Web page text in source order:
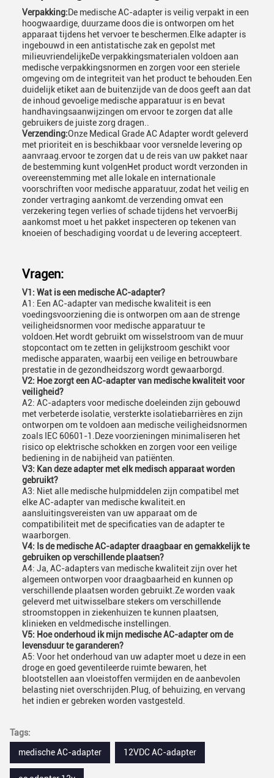
Verpakking:De medische AC-adapter is veilig verpakt in een
hoogwaardige, duurzame doos die is ontworpen om het
apparaat tijdens het vervoer te beschermen.Elke adapter is
ingebouwd in een antistatische zak en gepolst met
milieuvriendelijkeDe verpakkingsmaterialen voldoen aan
medische verpakkingsnormen en zorgen voor een steriele
omgeving om de integriteit van het product te behouden.Een
duidelijk etiket aan de buitenzijde van de doos geeft aan dat
de inhoud gevoelige medische apparatuur is en bevat
handhavingsaanwijzingen om ervoor te zorgen dat alle
gebruikers de juiste zorg dragen..
Verzending:Onze Medical Grade AC Adapter wordt geleverd
met prioriteit en is beschikbaar voor versnelde levering op
aanvraag.ervoor te zorgen dat u de reis van uw pakket naar
de bestemming kunt volgenHet product wordt verzonden in
overeenstemming met alle lokale en internationale
voorschriften voor medische apparatuur, zodat het veilig en
zonder vertraging aankomt.de verzending omvat een
verzekering tegen verlies of schade tijdens het vervoerBij
aankomst moet u het pakket inspecteren op tekenen van
knoeien of beschadiging voordat u de levering accepteert.
Vragen:
V1: Wat is een medische AC-adapter?
A1: Een AC-adapter van medische kwaliteit is een
voedingsvoorziening die is ontworpen om aan de strenge
veiligheidsnormen voor medische apparatuur te
voldoen.Het wordt gebruikt om wisselstroom van de muur
stopcontact om te zetten in gelijkstroom geschikt voor
medische apparaten, waarbij een veilige en betrouwbare
prestatie in de gezondheidszorg wordt gewaarborgd.
V2: Hoe zorgt een AC-adapter van medische kwaliteit voor
veiligheid?
A2: AC-adapters voor medische doeleinden zijn gebouwd
met verbeterde isolatie, versterkte isolatiebarrières en zijn
ontworpen om te voldoen aan medische veiligheidsnormen
zoals IEC 60601-1.Deze voorzieningen minimaliseren het
risico op elektrische schokken en zorgen voor een veilige
bediening in de nabijheid van patiënten.
V3: Kan deze adapter met elk medisch apparaat worden
gebruikt?
A3: Niet alle medische hulpmiddelen zijn compatibel met
elke AC-adapter van medische kwaliteit.en
aansluitingsvereisten van uw apparaat om de
compatibiliteit met de specificaties van de adapter te
waarborgen.
V4: Is de medische AC-adapter draagbaar en gemakkelijk te
gebruiken op verschillende plaatsen?
A4: Ja, AC-adapters van medische kwaliteit zijn over het
algemeen ontworpen voor draagbaarheid en kunnen op
verschillende plaatsen worden gebruikt.Ze worden vaak
geleverd met uitwisselbare stekers om verschillende
stroomstoppen in ziekenhuizen te kunnen plaatsen,
klinieken en veldmedische instellingen.
V5: Hoe onderhoud ik mijn medische AC-adapter om de
levensduur te garanderen?
A5: Voor het onderhoud van uw adapter moet u deze in een
droge en goed geventileerde ruimte bewaren, het
blootstellen aan vloeistoffen vermijden en de aanbevolen
belasting niet overschrijden.Plug, of behuizing, en vervang
het indien er gebreken worden vastgesteld.
Tags:
medische AC-adapter
12VDC AC-adapter